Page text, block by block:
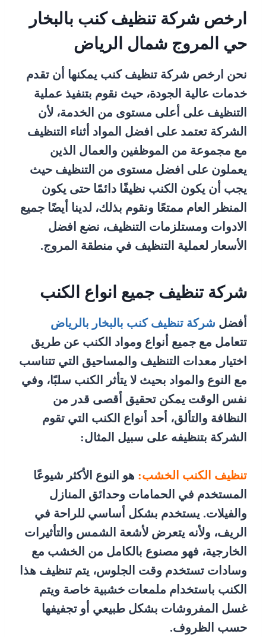
ارخص شركة تنظيف كنب بالبخار
حي المروج شمال الرياض
نحن ارخص شركة تنظيف كنب يمكنها أن تقدم
خدمات عالية الجودة، حيث نقوم بتنفيذ عملية
التنظيف على أعلى مستوى من الخدمة، لأن
الشركة تعتمد على افضل المواد أثناء التنظيف
مع مجموعة من الموظفين والعمال الذين
يعملون على افضل مستوى من التنظيف حيث
يجب أن يكون الكنب نظيفًا دائمًا حتى يكون
المنظر العام ممتعًا ونقوم بذلك، لدينا أيضًا جميع
الادوات ومستلزمات التنظيف، نضع افضل
الأسعار لعملية التنظيف في منطقة المروج.
شركة تنظيف جميع انواع الكنب
أفضل شركة تنظيف كنب بالبخار بالرياض
تتعامل مع جميع أنواع ومواد الكنب عن طريق
اختيار معدات التنظيف والمساحيق التي تتناسب
مع النوع والمواد بحيث لا يتأثر الكنب سلبًا، وفي
نفس الوقت يمكن تحقيق أقصى قدر من
النظافة والتألق، أحد أنواع الكنب التي تقوم
الشركة بتنظيفه على سبيل المثال:
تنظيف الكنب الخشب: هو النوع الأكثر شيوعًا
المستخدم في الحمامات وحدائق المنازل
والفيلات. يستخدم بشكل أساسي للراحة في
الريف، ولأنه يتعرض لأشعة الشمس والتأثيرات
الخارجية، فهو مصنوع بالكامل من الخشب مع
وسادات تستخدم وقت الجلوس، يتم تنظيف هذا
الكنب باستخدام ملمعات خشبية خاصة ويتم
غسل المفروشات بشكل طبيعي أو تجفيفها
حسب الظروف.